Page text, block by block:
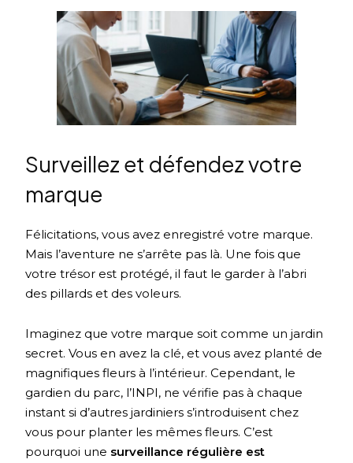
Surveillez et défendez votre
marque
Félicitations, vous avez enregistré votre marque.
Mais l’aventure ne s’arrête pas là. Une fois que
votre trésor est protégé, il faut le garder à l’abri
des pillards et des voleurs.
Imaginez que votre marque soit comme un jardin
secret. Vous en avez la clé, et vous avez planté de
magnifiques fleurs à l’intérieur. Cependant, le
gardien du parc, l’INPI, ne vérifie pas à chaque
instant si d’autres jardiniers s’introduisent chez
vous pour planter les mêmes fleurs. C’est
pourquoi une surveillance régulière est